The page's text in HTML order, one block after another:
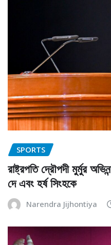
SPORTS
রাষ্ট্রপতি দ্রৌপদী মুর্মুর
দে এবং হর্ষ সিংহকে
Narendra Jijhontiya